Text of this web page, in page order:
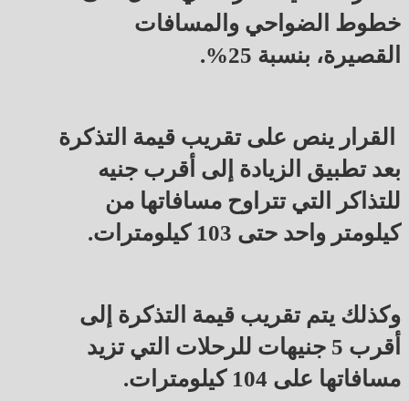
خطوط الضواحي والمسافات
القصيرة، بنسبة 25%.
القرار ينص على تقريب قيمة التذكرة
بعد تطبيق الزيادة إلى أقرب جنيه
للتذاكر التي تتراوح مسافاتها من
كيلومتر واحد حتى 103 كيلومترات.
وكذلك يتم تقريب قيمة التذكرة إلى
أقرب 5 جنيهات للرحلات التي تزيد
مسافاتها على 104 كيلومترات.